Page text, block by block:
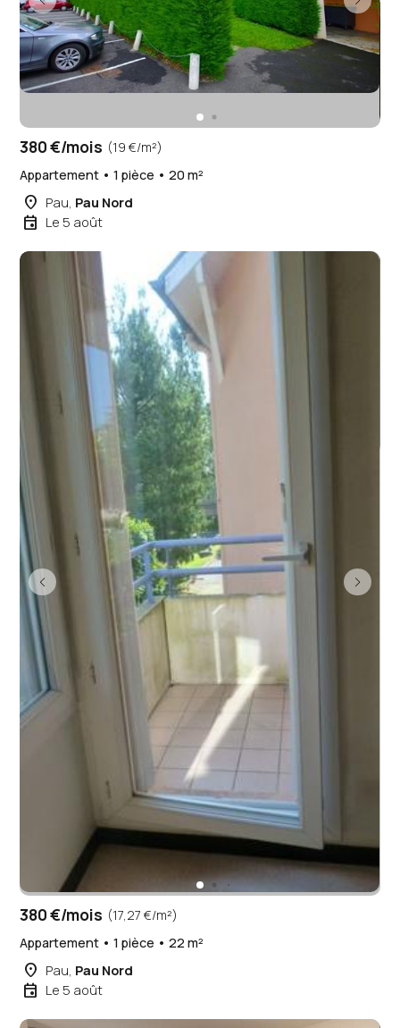
380 €/mois (19 €/m²)
Appartement • 1 pièce • 20 m²
place Pau, Pau Nord
event Le 5 août
380 €/mois (17,27 €/m²)
Appartement • 1 pièce • 22 m²
place Pau, Pau Nord
event Le 5 août